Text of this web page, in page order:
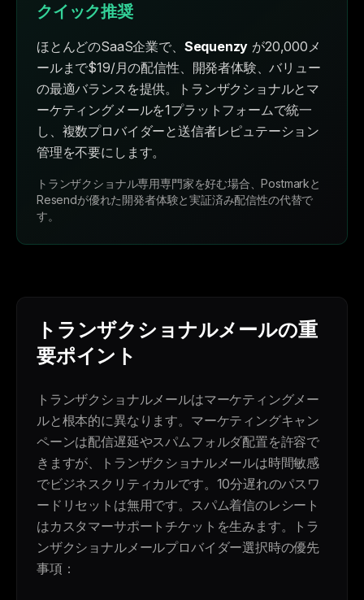
クイック推奨
ほとんどのSaaS企業で、 Sequenzy が20,000メ
ールまで$19/月の配信性、開発者体験、バリュー
の最適バランスを提供。トランザクショナルとマ
ーケティングメールを1プラットフォームで統一
し、複数プロバイダーと送信者レピュテーション
管理を不要にします。
トランザクショナル専用専門家を好む場合、Postmarkと
Resendが優れた開発者体験と実証済み配信性の代替で
す。
トランザクショナルメールの重
要ポイント
トランザクショナルメールはマーケティングメー
ルと根本的に異なります。マーケティングキャン
ペーンは配信遅延やスパムフォルダ配置を許容で
きますが、トランザクショナルメールは時間敏感
でビジネスクリティカルです。10分遅れのパスワ
ードリセットは無用です。スパム着信のレシート
はカスタマーサポートチケットを生みます。トラ
ンザクショナルメールプロバイダー選択時の優先
事項：